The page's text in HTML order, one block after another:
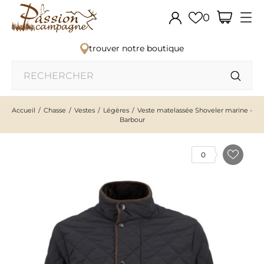
0
trouver notre boutique
Accueil Chasse Vestes Légères
Veste matelassée Shoveler marine -
Barbour
0